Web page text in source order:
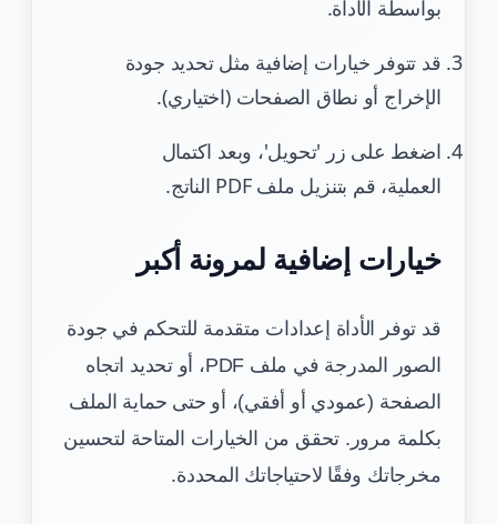
بواسطة الأداة.
قد تتوفر خيارات إضافية مثل تحديد جودة
الإخراج أو نطاق الصفحات (اختياري).
اضغط على زر 'تحويل'، وبعد اكتمال
العملية، قم بتنزيل ملف PDF الناتج.
خيارات إضافية لمرونة أكبر
قد توفر الأداة إعدادات متقدمة للتحكم في جودة
الصور المدرجة في ملف PDF، أو تحديد اتجاه
الصفحة (عمودي أو أفقي)، أو حتى حماية الملف
بكلمة مرور. تحقق من الخيارات المتاحة لتحسين
مخرجاتك وفقًا لاحتياجاتك المحددة.